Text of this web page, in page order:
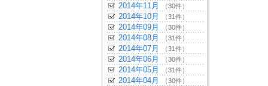
2014年11月 （30件）
2014年10月 （31件）
2014年09月 （30件）
2014年08月 （31件）
2014年07月 （31件）
2014年06月 （30件）
2014年05月 （31件）
2014年04月 （30件）